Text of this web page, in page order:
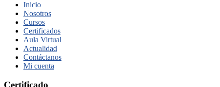
Inicio
Nosotros
Cursos
Certificados
Aula Virtual
Actualidad
Contáctanos
Mi cuenta
Certificado